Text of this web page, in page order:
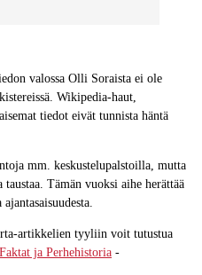
valossa Olli Soraista ei ole
Wikipedia-haut,
tiedot eivät tunnista häntä
mm. keskustelupalstoilla, mutta
Tämän vuoksi aihe herättää
artikkelien tyyliin voit tutustua
ja Perhehistoria -